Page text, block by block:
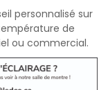
personnalisé sur
de
ou commercial.